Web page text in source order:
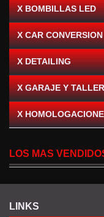
X BOMBILLAS LED
X CAR CONVERSION
X DETAILING
X GARAJE Y TALLER
X
LOS MAS
LINKS